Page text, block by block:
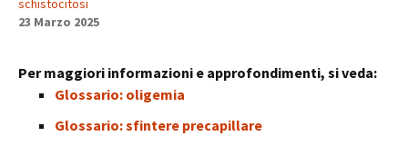
schistocitosi
23 Marzo 2025
Per maggiori informazioni e approfondimenti, si veda:
Glossario: oligemia
Glossario: sfintere precapillare